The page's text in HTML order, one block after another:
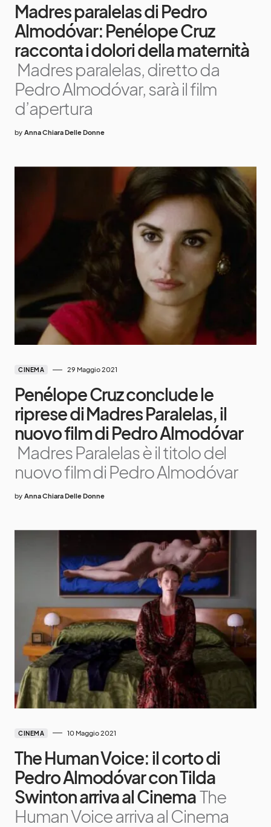
Madres paralelas di Pedro
Almodóvar: Penélope Cruz
racconta i dolori della maternità
Madres paralelas, diretto da
Pedro Almodóvar, sarà il film
d’apertura
by Anna Chiara Delle Donne
CINEMA 29 Maggio 2021
Penélope Cruz conclude le
riprese di Madres Paralelas, il
nuovo film di Pedro Almodóvar
Madres Paralelas è il titolo del
nuovo film di Pedro Almodóvar
by Anna Chiara Delle Donne
CINEMA 10 Maggio 2021
The Human Voice: il corto di
Pedro Almodóvar con Tilda
Swinton arriva al CinemaThe
Human Voice arriva al Cinema